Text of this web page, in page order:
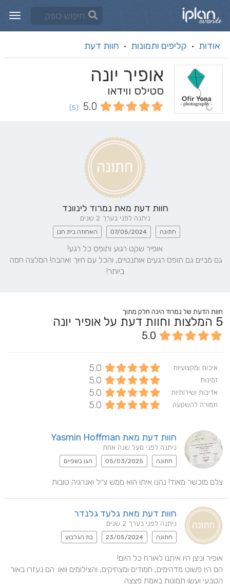
אודות · קליפים ותמונות · חוות דעת
אופיר יונה
סטילס ווידאו
5.0
(5)
חוות דעת מאת נמרוד לינוונד
ניתנה לפני בערך 2 שנים
חתונה 07/05/2024 האחוזה בית חנן
ביותר!
חוות הדעת של נמרוד הינה חלק מתוך
5 המלצות וחוות דעת על אופיר יונה
5.0
איכות ומקצועיות 5.0
זמינות 5.0
אדיבות ושירותיות 5.0
תמורה להשקעה 5.0
חוות דעת מאת Yasmin Hoffman
ניתנה לפני מעל שנה אחת
חתונה 05/03/2025 הגן בשפיים
צלם מוכשר מאוד! נהנו איתו הוא ממש צ׳יל ואנרגיה טובות
חוות דעת מאת גלעד גלנדר
ניתנה לפני בערך 2 שנים
חתונה 23/05/2024 בת הגלבוע